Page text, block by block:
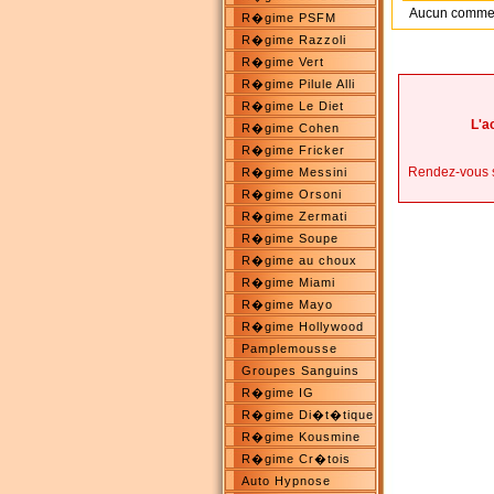
R�gime PSFM
R�gime Razzoli
R�gime Vert
R�gime Pilule Alli
R�gime Le Diet
R�gime Cohen
R�gime Fricker
R�gime Messini
R�gime Orsoni
R�gime Zermati
R�gime Soupe
R�gime au choux
R�gime Miami
R�gime Mayo
R�gime Hollywood
Pamplemousse
Groupes Sanguins
R�gime IG
R�gime Di�t�tique
R�gime Kousmine
R�gime Cr�tois
Auto Hypnose
Aucun
Rendez-vous